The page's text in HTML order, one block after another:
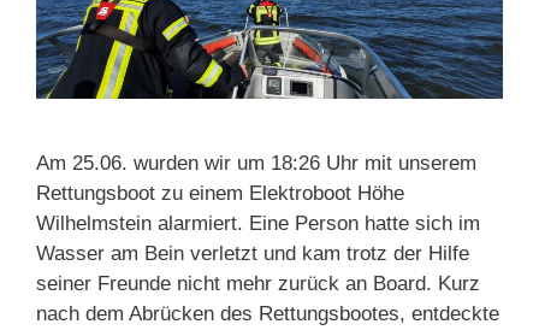
Am 25.06. wurden wir um 18:26 Uhr mit unserem
Rettungsboot zu einem Elektroboot Höhe
Wilhelmstein alarmiert. Eine Person hatte sich im
Wasser am Bein verletzt und kam trotz der Hilfe
seiner Freunde nicht mehr zurück an Board. Kurz
nach dem Abrücken des Rettungsbootes, entdeckte